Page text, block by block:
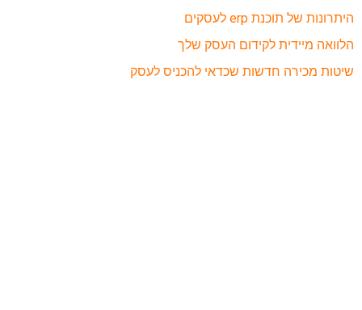
היתרונות של תוכנת erp לעסקים
הלוואה מיידית לקידום העסק שלך
שיטות מכירה חדשות שכדאי להכניס לעסק